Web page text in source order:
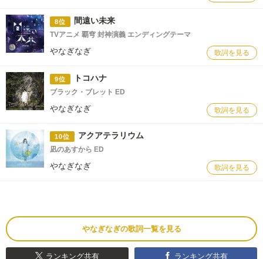
8位 間遠い未来
TVアニメ 覇穹 封神演義 エンディングテーマ
やなぎなぎ 歌詞を見る
9位 トコハナ
ブラック・ブレット ED
やなぎなぎ 歌詞を見る
10位 アクアテラリウム
凪のあすから ED
やなぎなぎ 歌詞を見る
やなぎなぎの歌詞一覧を見る
ランキング共有 ランキング共有